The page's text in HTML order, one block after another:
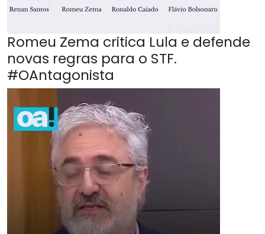
Romeu Zema critica Lula e defende
novas regras para o STF.
#OAntagonista